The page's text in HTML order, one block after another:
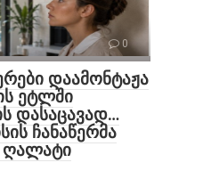
0
დაამონტაჟა
ეტლში
დასაცავად…
ჩანაწერმა
ღალატი